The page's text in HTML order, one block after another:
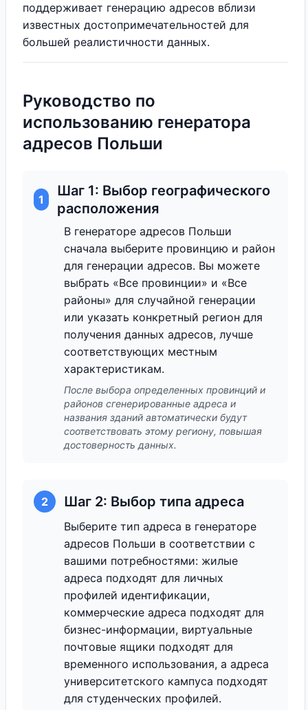
поддерживает генерацию адресов вблизи
известных достопримечательностей для
большей реалистичности данных.
Руководство по
использованию генератора
адресов Польши
1
Шаг 1: Выбор географического
расположения
В генераторе адресов Польши
сначала выберите провинцию и район
для генерации адресов. Вы можете
выбрать «Все провинции» и «Все
районы» для случайной генерации
или указать конкретный регион для
получения данных адресов, лучше
соответствующих местным
характеристикам.
После выбора определенных провинций и
районов сгенерированные адреса и
названия зданий автоматически будут
соответствовать этому региону, повышая
достоверность данных.
2 Шаг 2: Выбор типа адреса
Выберите тип адреса в генераторе
адресов Польши в соответствии с
вашими потребностями: жилые
адреса подходят для личных
профилей идентификации,
коммерческие адреса подходят для
бизнес-информации, виртуальные
почтовые ящики подходят для
временного использования, а адреса
университетского кампуса подходят
для студенческих профилей.